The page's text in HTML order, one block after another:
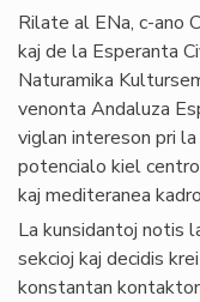
Rilate al ENa, c-ano
kaj de la Esperanta
Naturamika
venonta Andaluza
viglan intereson pri
potencialo kiel
kaj mediteranea
La kunsidantoj notis
sekcioj kaj decidis
konstantan